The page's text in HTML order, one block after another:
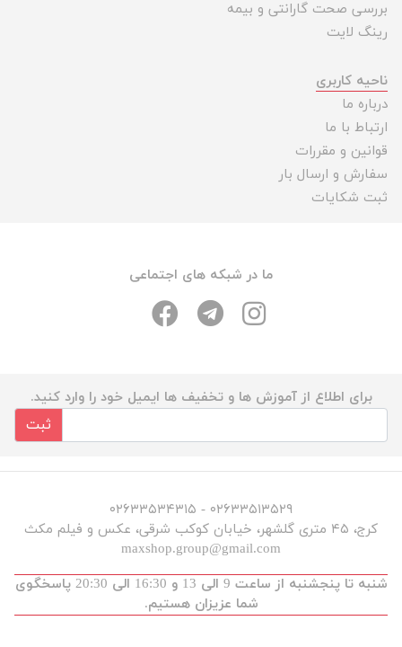
دوم
دوربین
بله
بررسی صحت گارانتی و بیمه
رینگ لایت
ناحیه کاربری
درباره ما
ارتباط با ما
قوانین و مقررات
سفارش و ارسال بار
ثبت شکایات
ما در شبکه های اجتماعی
برای اطلاع از آموزش ها و تخفیف ها ایمیل خود را وارد کنید.
ثبت
۰۲۶۳۳۵۱۳۵۲۹ - ۰۲۶۳۳۵۳۴۳۱۵
کرج، ۴۵ متری گلشهر، خیابان کوکب شرقی، عکس و فیلم مکث
maxshop.group@gmail.com
شنبه تا پنجشنبه از ساعت 9 الی 13 و 16:30 الی 20:30 پاسخگوی
شما عزیزان هستیم.